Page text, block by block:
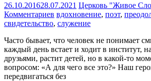
26.10.201628.07.2021 Церковь "Живое
Комментариев вдохновение, поэт,
свидетельство, служение
Часто бывает, что человек не понимает
каждый день встает и ходит в институт,
друзьями, растит детей, но в какой-то
вопросом: «А для чего все это?» Наш
передвигаться без